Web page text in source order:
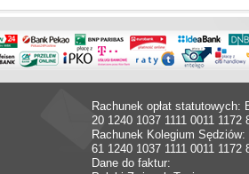
Rachunek opłat statutowych:
20 1240 1037 1111 0011 1172
Rachunek Kolegium
61 1240 1037 1111 0011 1172
Dane do faktur: